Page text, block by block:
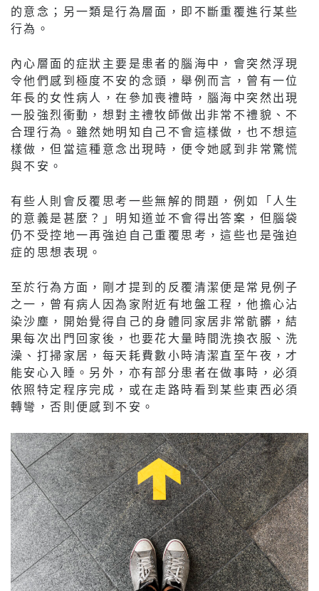
的意念；另一類是行為層面，即不斷重覆進行某些
行為。
內心層面的症狀主要是患者的腦海中，會突然浮現
令他們感到極度不安的念頭，舉例而言，曾有一位
年長的女性病人，在參加喪禮時，腦海中突然出現
一股強烈衝動，想對主禮牧師做出非常不禮貌、不
合理行為。雖然她明知自己不會這樣做，也不想這
樣做，但當這種意念出現時，便令她感到非常驚慌
與不安。
有些人則會反覆思考一些無解的問題，例如「人生
的意義是甚麼？」明知道並不會得出答案，但腦袋
仍不受控地一再強迫自己重覆思考，這些也是強迫
症的思想表現。
至於行為方面，剛才提到的反覆清潔便是常見例子
之一，曾有病人因為家附近有地盤工程，他擔心沾
染沙塵，開始覺得自己的身體同家居非常骯髒，結
果每次出門回家後，也要花大量時間洗換衣服、洗
澡、打掃家居，每天耗費數小時清潔直至午夜，才
能安心入睡。另外，亦有部分患者在做事時，必須
依照特定程序完成，或在走路時看到某些東西必須
轉彎，否則便感到不安。